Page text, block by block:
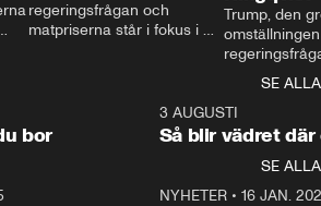
regeringsfrågan och
matpriserna står i fokus i
Rohwedder ställer
statsminister Ulf Kristersson
Trump, den
centrum i
avsnittet av
Makten”. Se
Aftonbladets
Rohwedder
SE ALLA
bor
3 AUGUSTI
Så blir vädret där
SE ALLA
NYHETER• 16 JAN.